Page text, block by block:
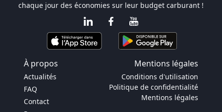
chaque jour des économies sur leur budget carburant !
À propos Mentions légales
Actualités
FAQ
Contact
Conditions d'utilisation
Politique de confidentialité
Mentions légales